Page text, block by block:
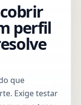
perfil
que
Exige testar